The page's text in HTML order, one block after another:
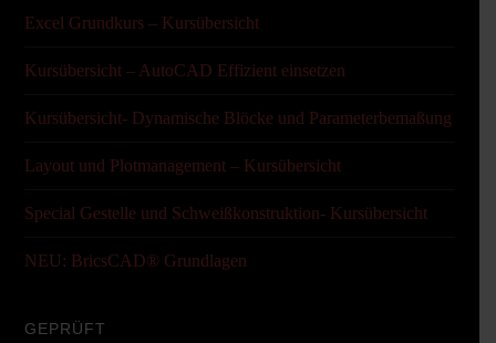
Excel Grundkurs – Kursübersicht
Kursübersicht – AutoCAD Effizient einsetzen
Kursübersicht- Dynamische Blöcke und Parameterbemaßung
Layout und Plotmanagement – Kursübersicht
Special Gestelle und Schweißkonstruktion- Kursübersicht
NEU: BricsCAD® Grundlagen
GEPRÜFT